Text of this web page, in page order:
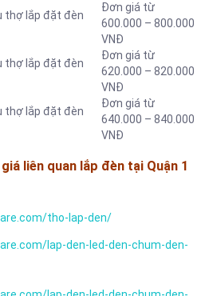
thợ lắp đặt đèn
Đơn giá từ
600.000 – 800.000
VNĐ
thợ lắp đặt đèn
Đơn giá từ
620.000 – 820.000
VNĐ
thợ lắp đặt đèn
Đơn giá từ
640.000 – 840.000
VNĐ
liên quan lắp đèn tại Quận 1
tho-lap-den/
lap-den-led-den-chum-den-